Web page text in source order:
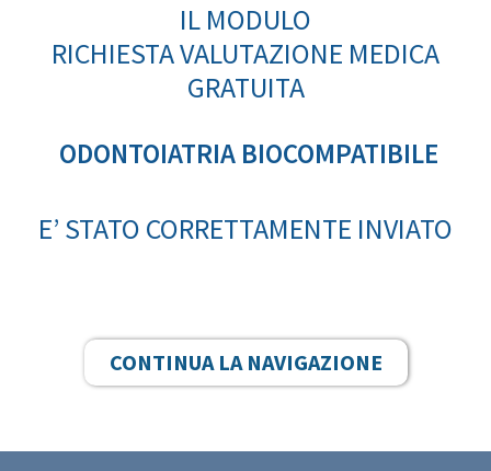
IL MODULO
RICHIESTA VALUTAZIONE MEDICA
GRATUITA
ODONTOIATRIA BIOCOMPATIBILE
E’ STATO CORRETTAMENTE INVIATO
CONTINUA LA NAVIGAZIONE